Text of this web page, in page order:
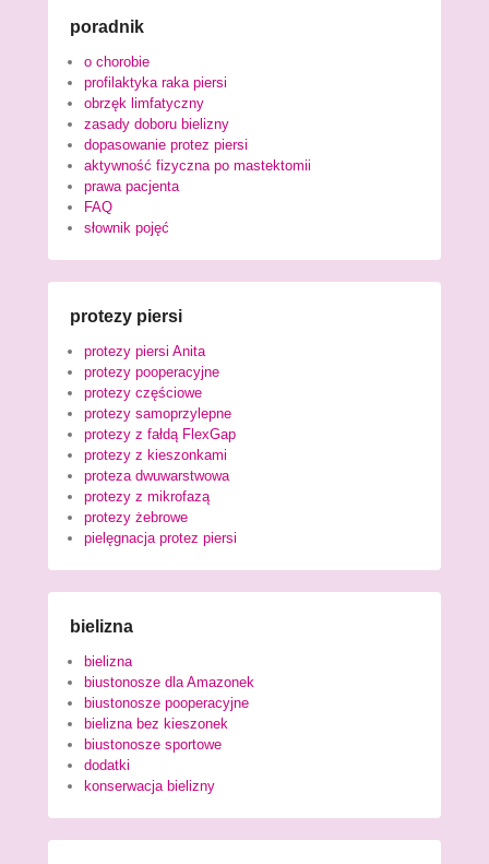
poradnik
o chorobie
profilaktyka raka piersi
obrzęk limfatyczny
zasady doboru bielizny
dopasowanie protez piersi
aktywność fizyczna po mastektomii
prawa pacjenta
FAQ
słownik pojęć
protezy piersi
protezy piersi Anita
protezy pooperacyjne
protezy częściowe
protezy samoprzylepne
protezy z fałdą FlexGap
protezy z kieszonkami
proteza dwuwarstwowa
protezy z mikrofazą
protezy żebrowe
pielęgnacja protez piersi
bielizna
bielizna
biustonosze dla Amazonek
biustonosze pooperacyjne
bielizna bez kieszonek
biustonosze sportowe
dodatki
konserwacja bielizny